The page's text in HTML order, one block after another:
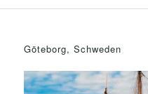
Göteborg, Schweden